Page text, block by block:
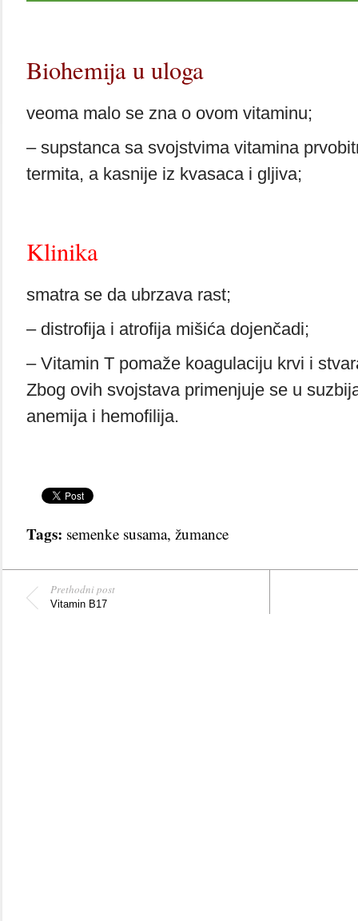
Biohemija u uloga
veoma malo se zna o ovom vitaminu;
– supstanca sa svojstvima vitamina
termita, a kasnije iz kvasaca i gljiva;
Klinika
smatra se da ubrzava rast;
– distrofija i atrofija mišića dojenčadi;
– Vitamin T pomaže koagulaciju krvi i
Zbog ovih svojstava primenjuje se u
anemija i hemofilija.
Tags: semenke susama, žumance
Prethodni post
Vitamin B17